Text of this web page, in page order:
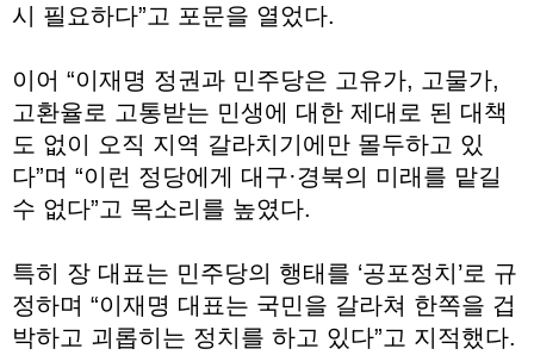
시 필요하다”고 포문을 열었다.
이어 “이재명 정권과 민주당은 고유가, 고물가,
고환율로 고통받는 민생에 대한 제대로 된 대책
도 없이 오직 지역 갈라치기에만 몰두하고 있
다”며 “이런 정당에게 대구·경북의 미래를 맡길
수 없다”고 목소리를 높였다.
특히 장 대표는 민주당의 행태를 ‘공포정치’로 규
정하며 “이재명 대표는 국민을 갈라쳐 한쪽을 겁
박하고 괴롭히는 정치를 하고 있다”고 지적했다.